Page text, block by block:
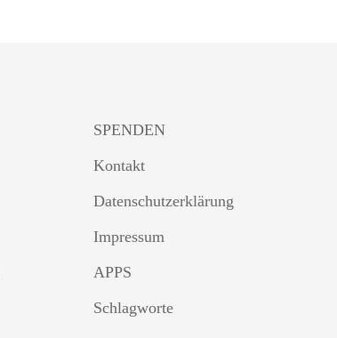
SPENDEN
Kontakt
Datenschutzerklärung
Impressum
APPS
Schlagworte